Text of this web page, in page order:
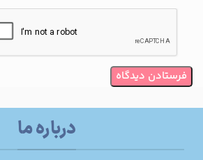
درباره ما